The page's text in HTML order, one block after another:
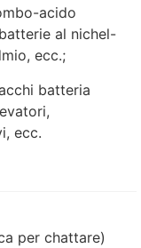
acido
al nichel-
ecc.;
batteria
ecc.
per chattare)